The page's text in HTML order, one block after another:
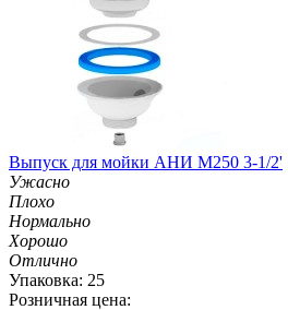
Выпуск для мойки АНИ М250 3-1/2'
Ужасно
Плохо
Нормально
Хорошо
Отлично
Упаковка: 25
Розничная цена: